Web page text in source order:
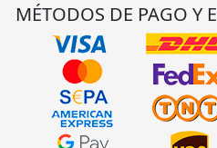
MÉTODOS DE PAGO Y